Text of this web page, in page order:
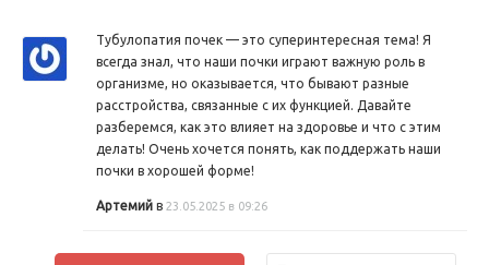
Тубулопатия почек — это суперинтересная тема! Я
всегда знал, что наши почки играют важную роль в
организме, но оказывается, что бывают разные
расстройства, связанные с их функцией. Давайте
разберемся, как это влияет на здоровье и что с этим
делать! Очень хочется понять, как поддержать наши
почки в хорошей форме!
Артемий в 23.05.2025 в 09:26